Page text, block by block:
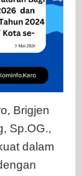
Brigjen
Sp.OG.,
dalam